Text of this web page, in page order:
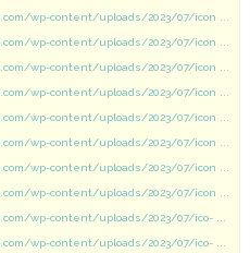
wp-content/uploads/2023/07/icon ...
wp-content/uploads/2023/07/icon ...
wp-content/uploads/2023/07/icon ...
wp-content/uploads/2023/07/icon ...
wp-content/uploads/2023/07/icon ...
wp-content/uploads/2023/07/icon ...
wp-content/uploads/2023/07/icon ...
wp-content/uploads/2023/07/icon ...
wp-content/uploads/2023/07/ico- ...
wp-content/uploads/2023/07/ico- ...